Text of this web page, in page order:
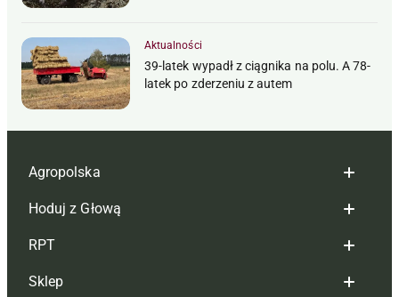
Aktualności
39-latek wypadł z ciągnika na polu. A 78-
latek po zderzeniu z autem
Agropolska
Redakcja
Reklama
Tagi
Hoduj z Głową
Hoduj z głową bydło
Hoduj z głową świnie
RPT
Redakcja
Sklep